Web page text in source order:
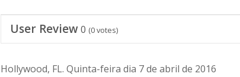
User Review0 (0votes)
Hollywood, FL. Quinta-feira dia 7 de abril de 2016